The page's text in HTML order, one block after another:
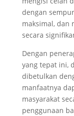
dengan
maksimal, dan
secara
Dengan
yang tepat ini,
dibetulkan
manfaatnya
masyarakat
penggunaan